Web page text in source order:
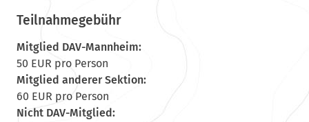
Teilnahmegebühr
Mitglied DAV-Mannheim:
50 EUR pro Person
Mitglied anderer Sektion:
60 EUR pro Person
Nicht DAV-Mitglied: